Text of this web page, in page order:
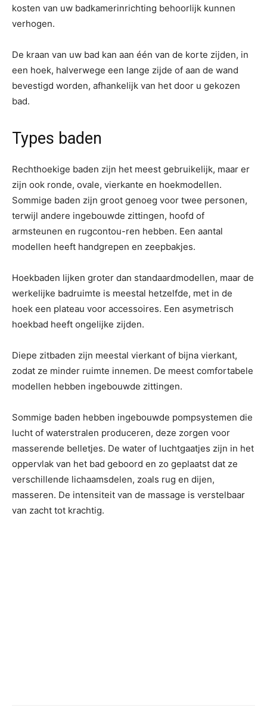
kosten van uw badkamerinrichting behoorlijk kunnen
verhogen.
De kraan van uw bad kan aan één van de korte zijden, in
een hoek, halverwege een lange zijde of aan de wand
bevestigd worden, afhankelijk van het door u gekozen
bad.
Types baden
Rechthoekige baden zijn het meest gebruikelijk, maar er
zijn ook ronde, ovale, vierkante en hoekmodellen.
Sommige baden zijn groot genoeg voor twee personen,
terwijl andere ingebouwde zittingen, hoofd of
armsteunen en rugcontou-ren hebben. Een aantal
modellen heeft handgrepen en zeepbakjes.
Hoekbaden lijken groter dan standaardmodellen, maar de
werkelijke badruimte is meestal hetzelfde, met in de
hoek een plateau voor accessoires. Een asymetrisch
hoekbad heeft ongelijke zijden.
Diepe zitbaden zijn meestal vierkant of bijna vierkant,
zodat ze minder ruimte innemen. De meest comfortabele
modellen hebben ingebouwde zittingen.
Sommige baden hebben ingebouwde pompsystemen die
lucht of waterstralen produceren, deze zorgen voor
masserende belletjes. De water of luchtgaatjes zijn in het
oppervlak van het bad geboord en zo geplaatst dat ze
verschillende lichaamsdelen, zoals rug en dijen,
masseren. De intensiteit van de massage is verstelbaar
van zacht tot krachtig.